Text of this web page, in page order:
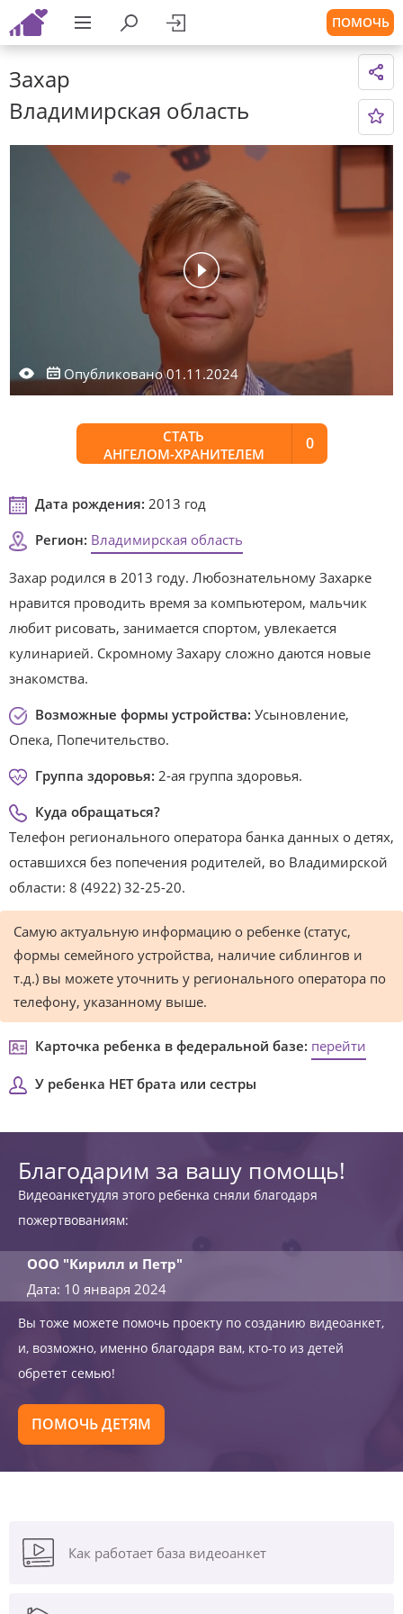
ПОМОЧЬ
Захар
Владимирская область
Опубликовано 01.11.2024
СТАТЬ
АНГЕЛОМ-ХРАНИТЕЛЕМ
0
Дата рождения: 2013 год
Регион: Владимирская область
Захар родился в 2013 году. Любознательному Захарке
нравится проводить время за компьютером, мальчик
любит рисовать, занимается спортом, увлекается
кулинарией. Скромному Захару сложно даются новые
знакомства.
Возможные формы устройства: Усыновление,
Опека, Попечительство.
Группа здоровья: 2-ая группа здоровья.
Куда обращаться?
Телефон регионального оператора банка данных о детях,
оставшихся без попечения родителей, во Владимирской
области: 8 (4922) 32-25-20.
Самую актуальную информацию о ребенке (статус,
формы семейного устройства, наличие сиблингов и
т.д.) вы можете уточнить у регионального оператора по
телефону, указанному выше.
Карточка ребенка в федеральной базе: перейти
У ребенка НЕТ брата или сестры
Благодарим за вашу помощь!
Видеоанкетудля этого ребенка сняли благодаря
пожертвованиям:
ООО "Кирилл и Петр"
Дата: 10 января 2024
Вы тоже можете помочь проекту по созданию видеоанкет,
и, возможно, именно благодаря вам, кто-то из детей
обретет семью!
ПОМОЧЬ ДЕТЯМ
Как работает база видеоанкет